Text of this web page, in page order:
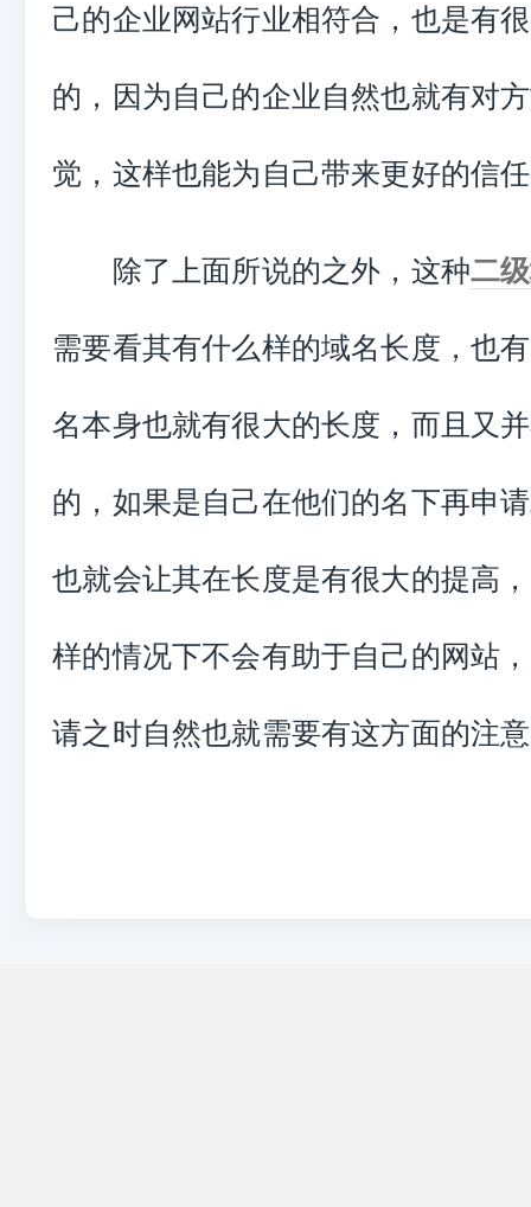
己的企业网站行业相符合，也是有
的，因为自己的企业自然也就有对
觉，这样也能为自己带来更好的信
除了上面所说的之外，这种二
需要看其有什么样的域名长度，也
名本身也就有很大的长度，而且又
的，如果是自己在他们的名下再申
也就会让其在长度是有很大的提高
样的情况下不会有助于自己的网站
请之时自然也就需要有这方面的注